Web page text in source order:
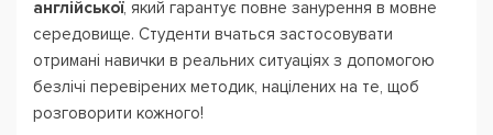
англійської, який гарантує повне занурення в мовне
середовище. Студенти вчаться застосовувати
отримані навички в реальних ситуаціях з допомогою
безлічі перевірених методик, націлених на те, щоб
розговорити кожного!